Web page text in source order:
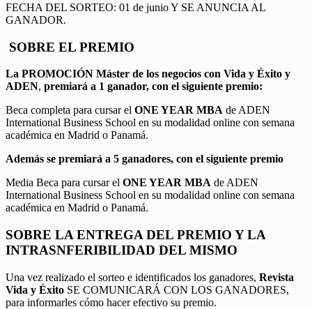
FECHA DEL SORTEO: 01 de junio Y SE ANUNCIA AL
GANADOR.
SOBRE EL PREMIO
La PROMOCIÓN Máster de los negocios con Vida y Éxito y
ADEN, premiará a 1 ganador, con el siguiente premio:
Beca completa para cursar el ONE YEAR MBA de ADEN
International Business School en su modalidad online con semana
académica en Madrid o Panamá.
Además se premiará a 5 ganadores, con el siguiente premio
Media Beca para cursar el ONE YEAR MBA de ADEN
International Business School en su modalidad online con semana
académica en Madrid o Panamá.
SOBRE LA ENTREGA DEL PREMIO Y LA
INTRASNFERIBILIDAD DEL MISMO
Una vez realizado el sorteo e identificados los ganadores, Revista
Vida y Éxito SE COMUNICARÁ CON LOS GANADORES,
para informarles cómo hacer efectivo su premio.